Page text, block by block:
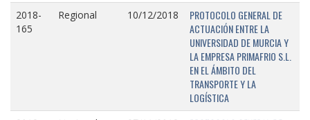
2018-
165
Regional 10/12/2018
PROTOCOLO GENERAL DE
ACTUACIÓN ENTRE LA
UNIVERSIDAD DE MURCIA Y
LA EMPRESA PRIMAFRIO S.L.
EN EL ÁMBITO DEL
TRANSPORTE Y LA
LOGÍSTICA